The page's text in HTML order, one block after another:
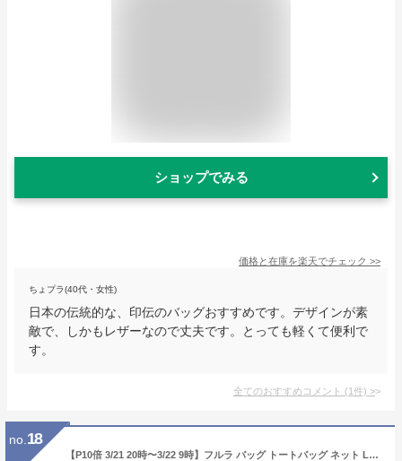
ショップでみる
価格と在庫を楽天でチェック >>
ちょプラ(40代・女性)
日本の伝統的な、印伝のバッグおすすめです。デザインが素
敵で、しかもレザーなので丈夫です。とっても軽くて便利で
す。
全てのおすすめコメント (1件) >
no. 18
【P10倍 3/21 20時〜3/22 9時】フルラ バッグ トートバッグ ネット Lサイズ レディース FURLA BZO5FUA HSF000【返品OK】